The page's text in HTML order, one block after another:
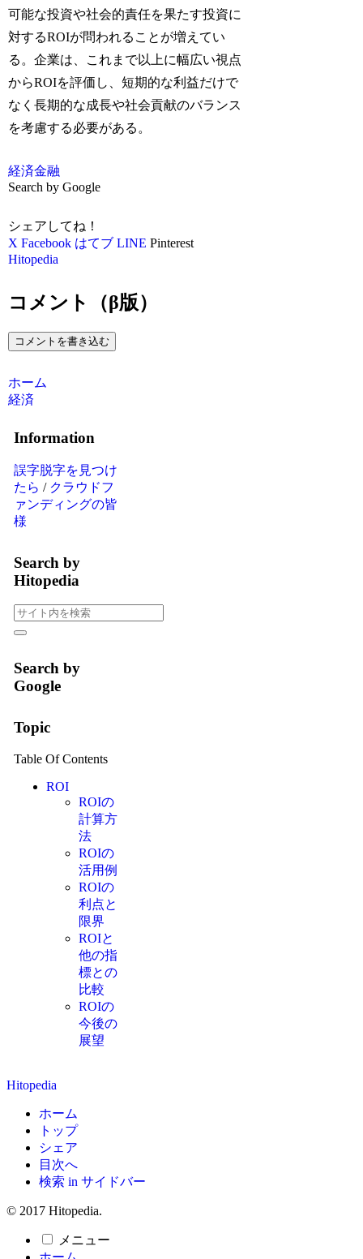
可能な投資や社会的責任を果たす投資に
対するROIが問われることが増えてい
る。企業は、これまで以上に幅広い視点
からROIを評価し、短期的な利益だけで
なく長期的な成長や社会貢献のバランス
を考慮する必要がある。
経済金融
Search by Google
シェアしてね！
X Facebook はてブ LINE Pinterest
Hitopedia
コメント（β版）
コメントを書き込む
ホーム
経済
Information
誤字脱字を見つけ
たら / クラウドフ
ァンディングの皆
様
Search by
Hitopedia
Search by
Google
Topic
Table Of Contents
ROI
ROIの
計算方
法
ROIの
活用例
ROIの
利点と
限界
ROIと
他の指
標との
比較
ROIの
今後の
展望
Hitopedia
ホーム
トップ
シェア
目次へ
検索 in サイドバー
© 2017 Hitopedia.
メニュー